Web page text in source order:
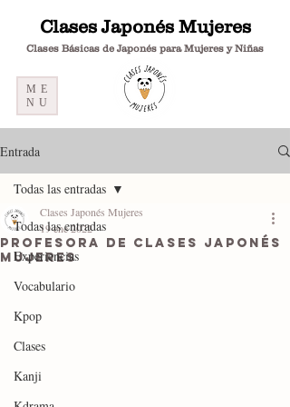
Clases Básicas de Japonés para Mujeres y Niñas
Clases Japonés Mujeres
ME
NU
Entrada
Todas las entradas
Experiencias
Vocabulario
Kpop
Clases
Kanji
Todas las entradas
Profesora de Clases Japonés
Mujeres
Clases Japonés Mujeres
19 ene 2022